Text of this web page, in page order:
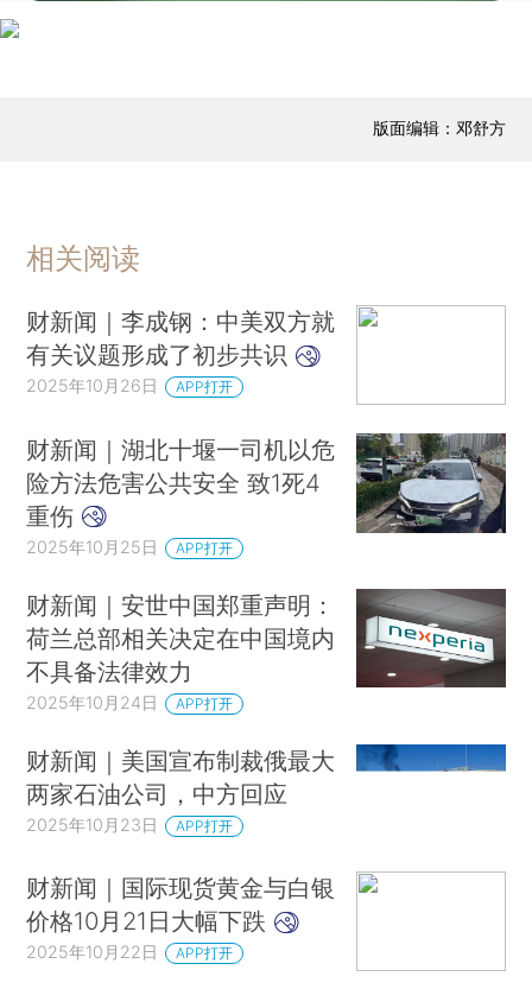
分析人士：目前美国对俄油企制裁实际约束力有限
版面编辑：邓舒方
相关阅读
财新闻｜李成钢：中美双方就
有关议题形成了初步共识
2025年10月26日 APP打开
财新闻｜湖北十堰一司机以危
险方法危害公共安全 致1死4
重伤
2025年10月25日 APP打开
财新闻｜安世中国郑重声明：
荷兰总部相关决定在中国境内
不具备法律效力
2025年10月24日 APP打开
财新闻｜美国宣布制裁俄最大
两家石油公司，中方回应
2025年10月23日 APP打开
财新闻｜国际现货黄金与白银
价格10月21日大幅下跌
2025年10月22日 APP打开